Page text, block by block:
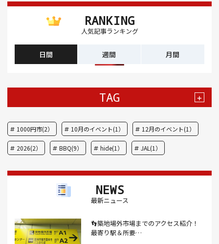
RANKING
人気記事ランキング
日間 週間 月間
TAG +
1000円市(2） 10月のイベント(1） 12月のイベント(1）
2026(2） BBQ(9） hide(1） JAL(1）
アイスクリーム(1） アイスクリーム店(1）
アジフライ(1） アド街(3）
あなごめし(1） アパート探し(1） アルバイト(1）
NEWS
最新ニュース
👣築地場外市場までのアクセス紹介！
最寄り駅＆所要…